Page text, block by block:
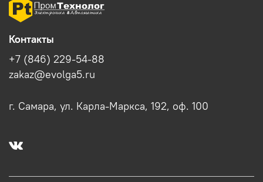
Контакты
+7 (846) 229-54-88
zakaz@evolga5.ru
г. Самара, ул. Карла-Маркса, 192, оф. 100